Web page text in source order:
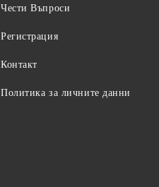
Чести Въпроси
Регистрация
Контакт
Политика за личните данни